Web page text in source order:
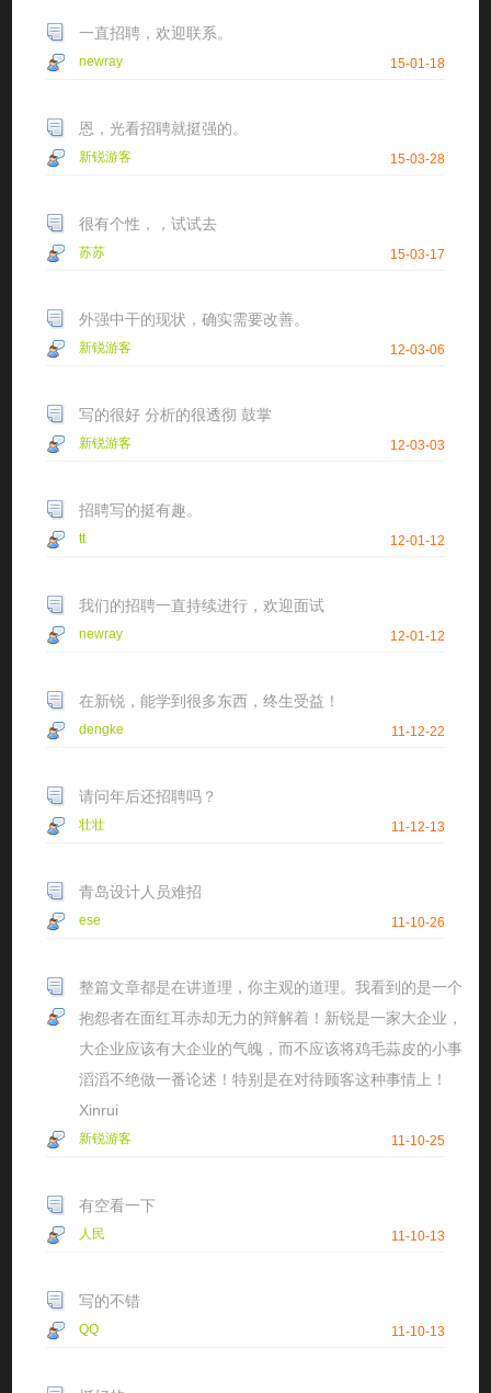
一直招聘，欢迎联系。
15-01-18
newray
恩，光看招聘就挺强的。
15-03-28
新锐游客
很有个性，，试试去
15-03-17
苏苏
外强中干的现状，确实需要改善。
12-03-06
新锐游客
写的很好 分析的很透彻 鼓掌
12-03-03
新锐游客
招聘写的挺有趣。
12-01-12
tt
我们的招聘一直持续进行，欢迎面试
12-01-12
newray
在新锐，能学到很多东西，终生受益！
11-12-22
dengke
请问年后还招聘吗？
11-12-13
壮壮
青岛设计人员难招
11-10-26
ese
整篇文章都是在讲道理，你主观的道理。我看到的是一个
抱怨者在面红耳赤却无力的辩解着！新锐是一家大企业，
大企业应该有大企业的气魄，而不应该将鸡毛蒜皮的小事
滔滔不绝做一番论述！特别是在对待顾客这种事情上！
Xinrui
11-10-25
新锐游客
有空看一下
11-10-13
人民
写的不错
11-10-13
QQ